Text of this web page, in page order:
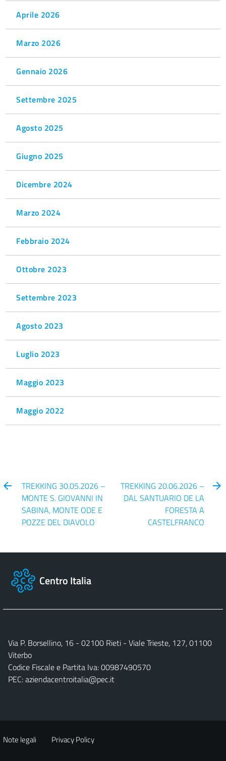
Aprile 2026
Marzo 2026
Gennaio 2026
Settembre 2025
Agosto 2025
Giugno 2025
Dicembre 2024
Marzo 2024
Febbraio 2024
Ottobre 2023
Settembre 2023
Agosto 2023
Luglio 2023
Maggio 2023
Maggio 2022
TREKKING 30.05.2026 –
MONTE S. GIOVANNI IN
SABINA, MONTE ODE E
POZZE DEL DIAVOLO
TREKKING 20.06.2026 –
DAL SANTUARIO DE LA
FORESTA A
CASTELFRANCO
Centro Italia
Via P. Borsellino, 16 - 02100 Rieti - Viale Trieste, 127, 01100
Viterbo
Codice Fiscale e Partita Iva: 00987490570
PEC:aziendacentroitalia@pec.it
Note legali Privacy Policy